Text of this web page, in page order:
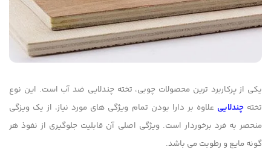
یکی از پرکاربرد ترین محصولات چوبی، تخته چندلایی ضد آب است. این نوع
تختهچندلایی علاوه بر دارا بودن تمام ویژگی های مورد نیاز، از یک ویزگی
منحصر به فرد برخوردار است. ویژگی اصلی آن قابلیت جلوگیری از نفوذ هر
گونه مایع و رطوبت می باشد.